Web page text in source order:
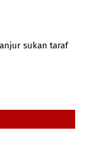
sukan taraf